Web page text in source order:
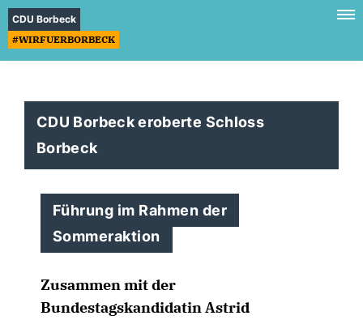
CDU Borbeck
#WIRFUERBORBECK
CDU Borbeck eroberte Schloss
Borbeck
Führung im Rahmen der
Sommeraktion
Zusammen mit der
Bundestagskandidatin Astrid